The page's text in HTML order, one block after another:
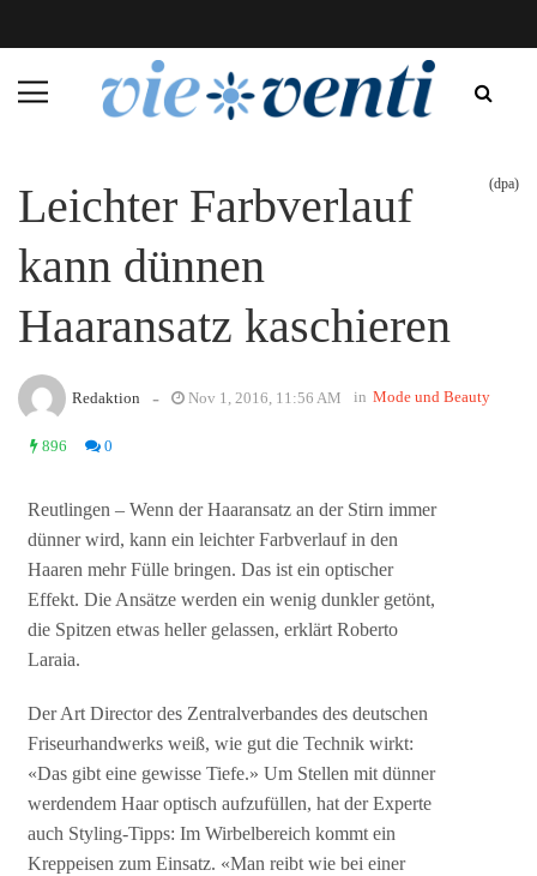
Leichter Farbverlauf
kann dünnen
Haaransatz kaschieren
(dpa)
Redaktion - Nov 1, 2016, 11:56 AM in Mode und Beauty
896 0
Reutlingen – Wenn der Haaransatz an der Stirn immer
dünner wird, kann ein leichter Farbverlauf in den
Haaren mehr Fülle bringen. Das ist ein optischer
Effekt. Die Ansätze werden ein wenig dunkler getönt,
die Spitzen etwas heller gelassen, erklärt Roberto
Laraia.
Der Art Director des Zentralverbandes des deutschen
Friseurhandwerks weiß, wie gut die Technik wirkt:
«Das gibt eine gewisse Tiefe.» Um Stellen mit dünner
werdendem Haar optisch aufzufüllen, hat der Experte
auch Styling-Tipps: Im Wirbelbereich kommt ein
Kreppeisen zum Einsatz. «Man reibt wie bei einer